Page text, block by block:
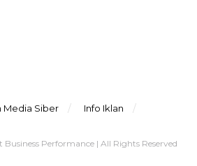
Media Siber
Info Iklan
Business Performance | All Rights Reserved